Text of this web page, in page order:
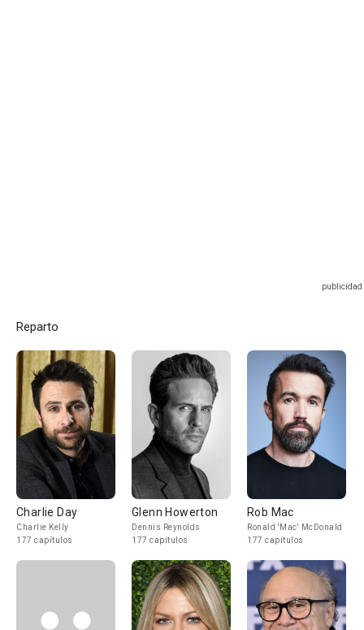
Reparto
Charlie Day
Charlie Kelly
177 capítulos
Glenn Howerton
Dennis Reynolds
177 capítulos
Rob Mac
Ronald 'Mac' McDonald
177 capítulos